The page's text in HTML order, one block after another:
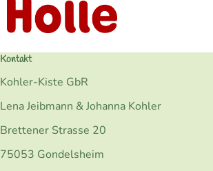
Kontakt
Kohler-Kiste GbR
Lena Jeibmann & Johanna Kohler
Brettener Strasse 20
75053 Gondelsheim